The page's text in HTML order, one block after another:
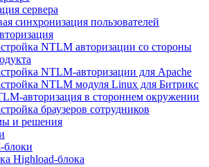
сервера
синхронизация пользователей
NTLM авторизации со стороны
NTLM-авторизации для Apache
NTLM модуля Linux для Битрикс
авторизация в стороннем окружении
браузеров сотрудников
и решения
блоки
Highload-блока